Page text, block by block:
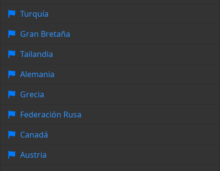
Turquía
Gran Bretaña
Tailandia
Alemania
Grecia
Federación Rusa
Canadá
Austria